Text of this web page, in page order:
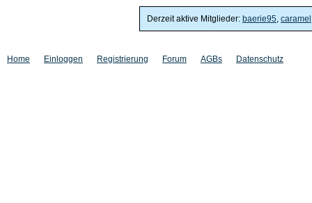
Derzeit aktive Mitglieder: baerie95, caramel
Home Einloggen Registrierung Forum AGBs Datenschutz